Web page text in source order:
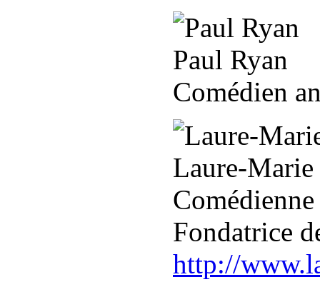
Paul Ryan
Comédien
Laure-
Comédienne
Fondatrice
http://